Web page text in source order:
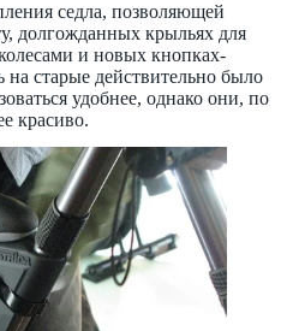
седла, позволяющей
долгожданных крыльях для
и новых кнопках-
старые действительно было
удобнее, однако они, по
красиво.